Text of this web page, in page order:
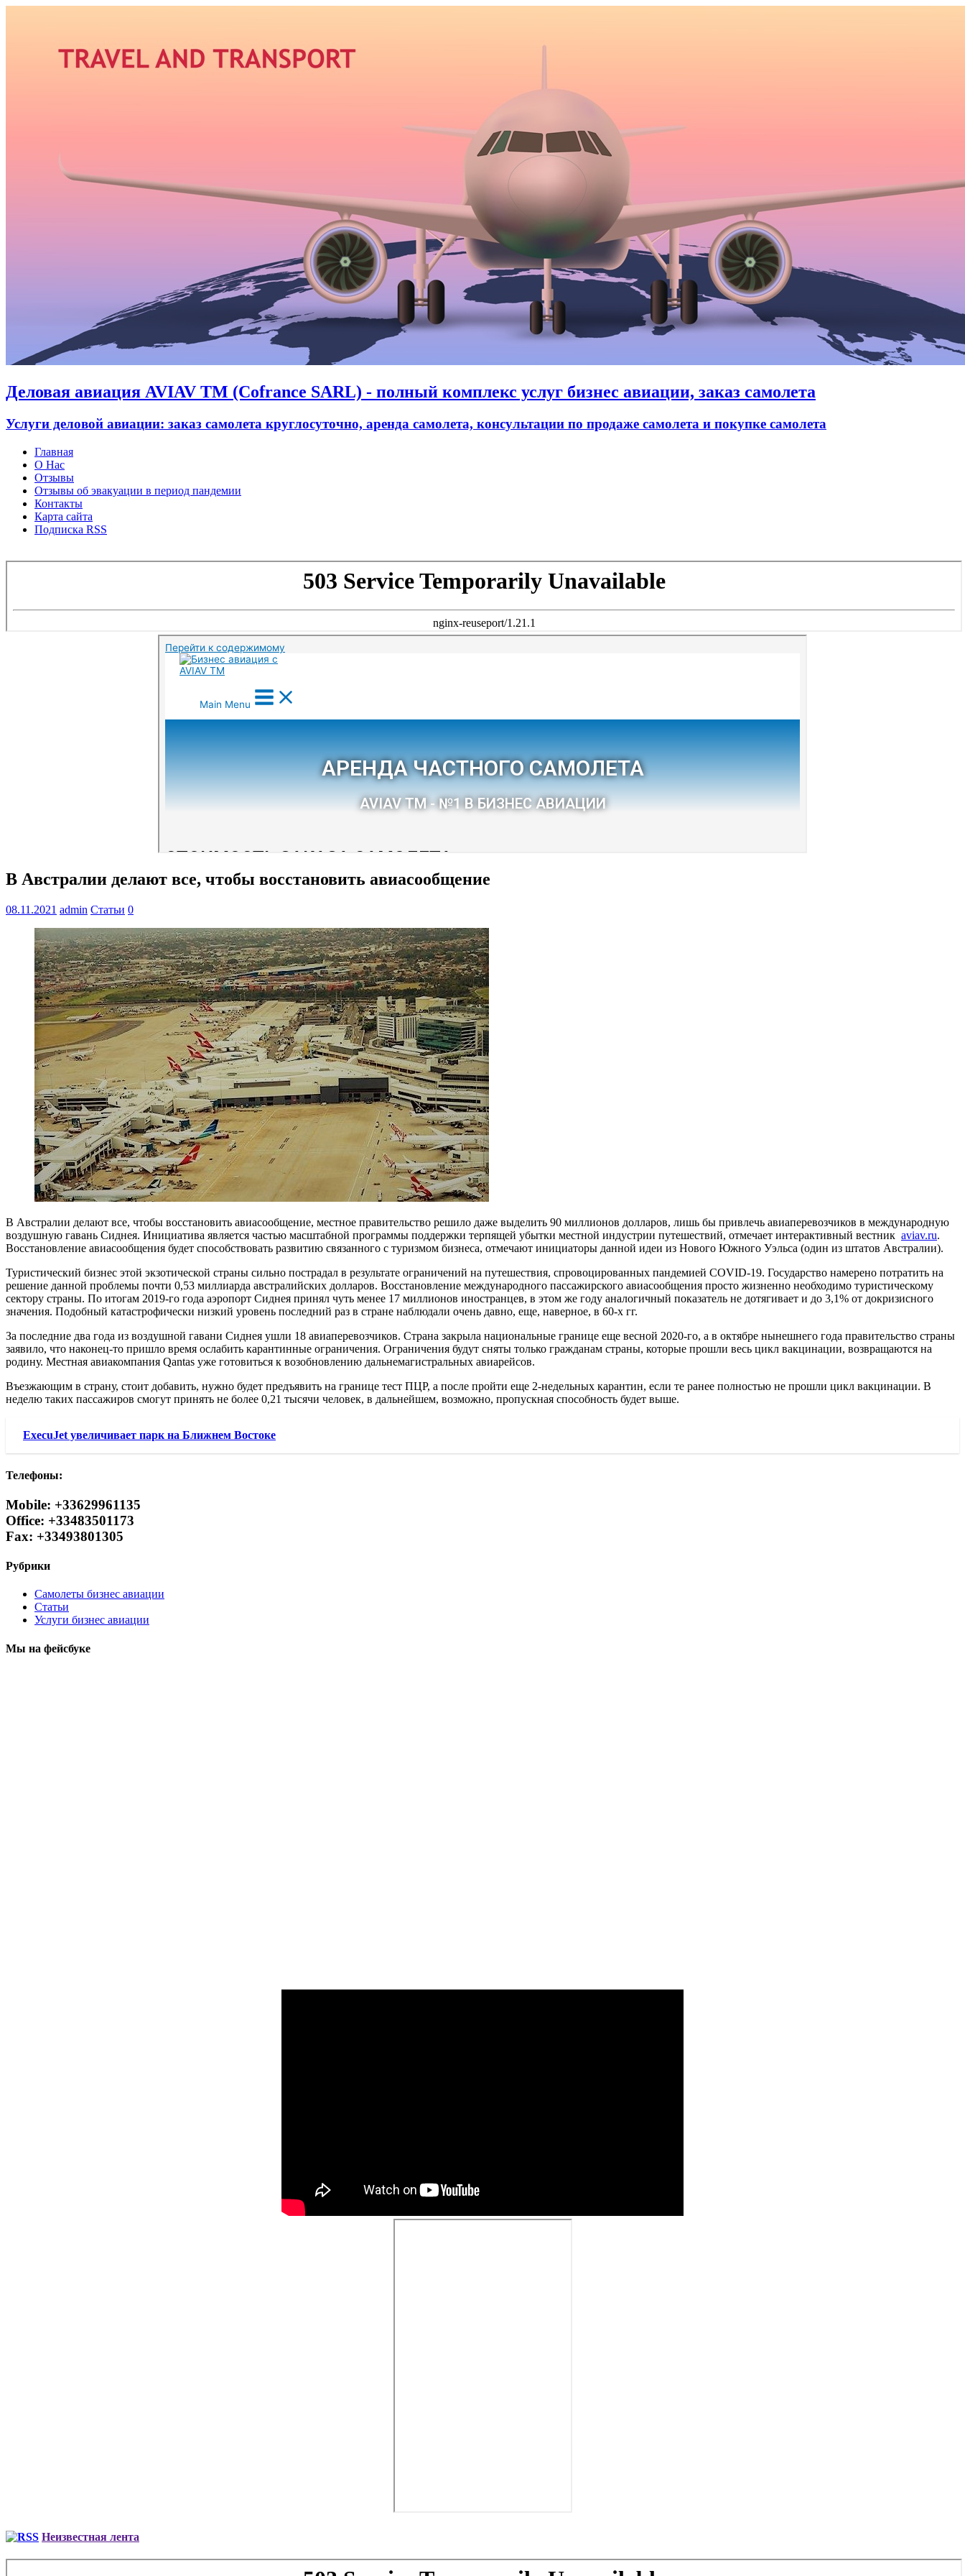
Деловая авиация AVIAV TM (Cofrance SARL) - полный комплекс услуг бизнес авиации, заказ самолета
Услуги деловой авиации: заказ самолета круглосуточно, аренда самолета, консультации по продаже самолета и покупке самолета
Главная
О Нас
Отзывы
Отзывы об эвакуации в период пандемии
Контакты
Карта сайта
Подписка RSS
В Австралии делают все, чтобы восстановить авиасообщение
08.11.2021 admin Статьи 0
В Австралии делают все, чтобы восстановить авиасообщение, местное правительство решило даже выделить 90 миллионов долларов, лишь бы привлечь авиаперевозчиков в международную
воздушную гавань Сиднея. Инициатива является частью масштабной программы поддержки терпящей убытки местной индустрии путешествий, отмечает интерактивный вестник aviav.ru.
Восстановление авиасообщения будет способствовать развитию связанного с туризмом бизнеса, отмечают инициаторы данной идеи из Нового Южного Уэльса (один из штатов Австралии).
Туристический бизнес этой экзотической страны сильно пострадал в результате ограничений на путешествия, спровоцированных пандемией COVID-19. Государство намерено потратить на
решение данной проблемы почти 0,53 миллиарда австралийских долларов. Восстановление международного пассажирского авиасообщения просто жизненно необходимо туристическому
сектору страны. По итогам 2019-го года аэропорт Сиднея принял чуть менее 17 миллионов иностранцев, в этом же году аналогичный показатель не дотягивает и до 3,1% от докризисного
значения. Подобный катастрофически низкий уровень последний раз в стране наблюдали очень давно, еще, наверное, в 60-х гг.
За последние два года из воздушной гавани Сиднея ушли 18 авиаперевозчиков. Страна закрыла национальные границе еще весной 2020-го, а в октябре нынешнего года правительство страны
заявило, что наконец-то пришло время ослабить карантинные ограничения. Ограничения будут сняты только гражданам страны, которые прошли весь цикл вакцинации, возвращаются на
родину. Местная авиакомпания Qantas уже готовиться к возобновлению дальнемагистральных авиарейсов.
Въезжающим в страну, стоит добавить, нужно будет предъявить на границе тест ПЦР, а после пройти еще 2-недельных карантин, если те ранее полностью не прошли цикл вакцинации. В
неделю таких пассажиров смогут принять не более 0,21 тысячи человек, в дальнейшем, возможно, пропускная способность будет выше.
ExecuJet увеличивает парк на Ближнем Востоке
Телефоны:
Mobile: +33629961135
Office: +33483501173
Fax: +33493801305
Рубрики
Самолеты бизнес авиации
Статьи
Услуги бизнес авиации
Мы на фейсбуке
Неизвестная лента
Узнать больше.